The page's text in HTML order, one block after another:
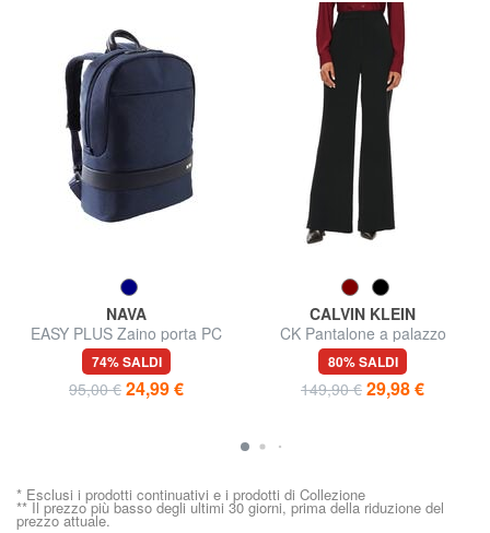
NAVA
EASY PLUS Zaino porta PC
15,6"
74% SALDI
95,00 € 24,99 €
CALVIN KLEIN
CK Pantalone a palazzo
morbido
80% SALDI
149,90 € 29,98 €
* Esclusi i prodotti continuativi e i prodotti di Collezione
** Il prezzo più basso degli ultimi 30 giorni, prima della riduzione del
prezzo attuale.